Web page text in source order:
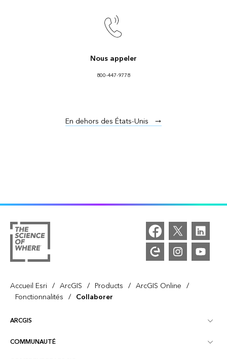
Nous appeler
800-447-9778
En dehors des États-Unis
Accueil Esri / ArcGIS / Products / ArcGIS Online /
Fonctionnalités / Collaborer
ARCGIS
Vue d’ensemble d’ArcGIS
COMMUNAUTÉ